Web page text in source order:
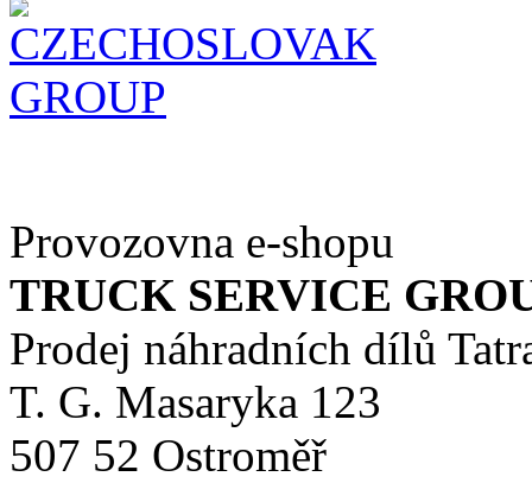
Provozovna e-shopu
TRUCK SERVICE
Prodej náhradních dílů
T. G. Masaryka 123
507 52 Ostroměř